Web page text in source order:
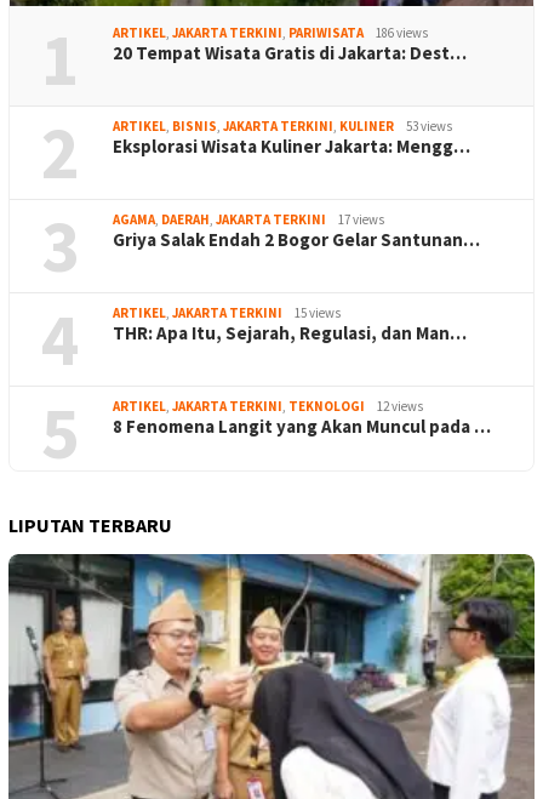
1 ARTIKEL JAKARTA TERKINI PARIWISATA 186 views
20 Tempat Wisata Gratis di Jakarta: Dest…
2 ARTIKEL BISNIS JAKARTA TERKINI KULINER 53 views
Eksplorasi Wisata Kuliner Jakarta: Mengg…
3 AGAMA DAERAH JAKARTA TERKINI 17 views
Griya Salak Endah 2 Bogor Gelar Santunan…
4 ARTIKEL JAKARTA TERKINI 15 views
THR: Apa Itu, Sejarah, Regulasi, dan Man…
5 ARTIKEL JAKARTA TERKINI TEKNOLOGI 12 views
8 Fenomena Langit yang Akan Muncul pada …
LIPUTAN TERBARU